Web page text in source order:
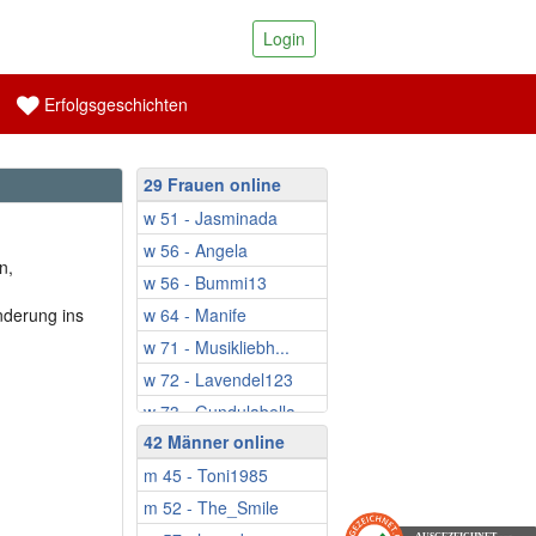
Login
Erfolgsgeschichten
ins
29 Frauen online
w 51 - Jasminada
w 56 - Angela
w 56 - Bummi13
w 64 - Manife
w 71 - Musikliebh...
w 72 - Lavendel123
w 73 - Gundulabella
w 75 - Seefrau3
w 75 - MariaSim
w 76 - Heidilein50
42 Männer online
m 45 - Toni1985
m 52 - The_Smile